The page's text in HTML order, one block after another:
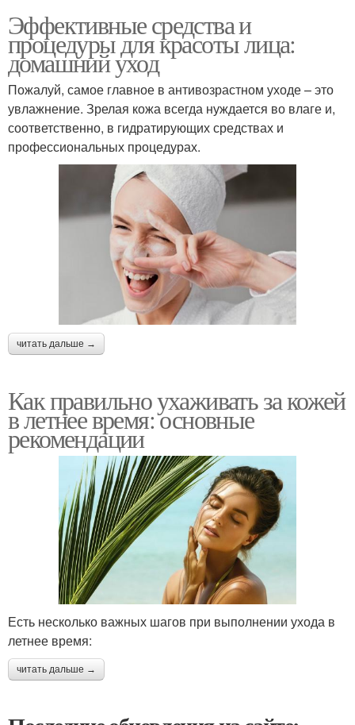
Эффективные средства и
процедуры для красоты лица:
домашний уход
Пожалуй, самое главное в антивозрастном уходе – это
увлажнение. Зрелая кожа всегда нуждается во влаге и,
соответственно, в гидратирующих средствах и
профессиональных процедурах.
читать дальше →
Как правильно ухаживать за кожей
в летнее время: основные
рекомендации
Есть несколько важных шагов при выполнении ухода в
летнее время:
читать дальше →